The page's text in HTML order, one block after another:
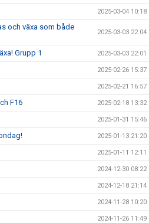
2025-03-04 10:18
och växa som både
2025-03-03 22:04
Grupp 1 2025-03-03 22:01
2025-02-26 15:37
2025-02-21 16:57
F16 2025-02-18 13:32
2025-01-31 15:46
2025-01-13 21:20
2025-01-11 12:11
2024-12-30 08:22
2024-12-18 21:14
2024-11-28 10:20
2024-11-26 11:49